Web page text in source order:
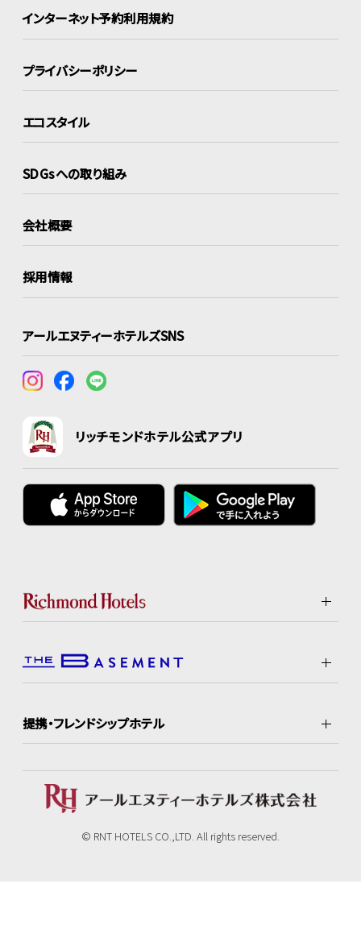
インターネット予約利用規約
プライバシーポリシー
エコスタイル
SDGsへの取り組み
会社概要
採用情報
アールエヌティーホテルズSNS
リッチモンドホテル公式アプリ
提携・フレンドシップホテル
© RNT HOTELS CO.,LTD. All rights reserved.